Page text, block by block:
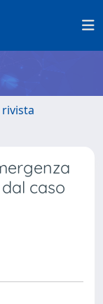
caso